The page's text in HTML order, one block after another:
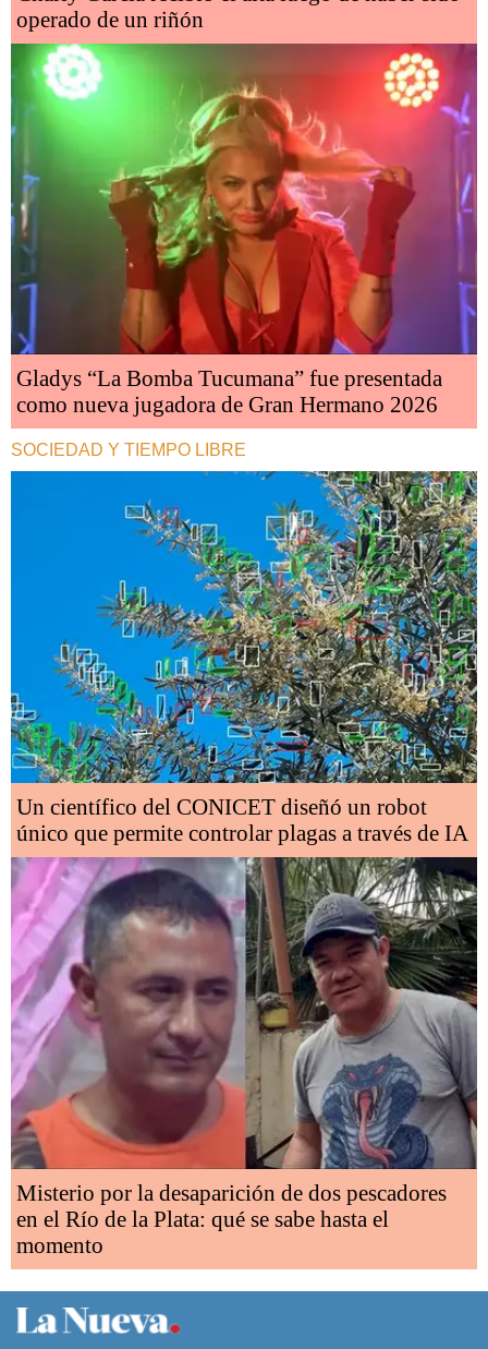
operado de un riñón
Gladys “La Bomba Tucumana” fue presentada
como nueva jugadora de Gran Hermano 2026
SOCIEDAD Y TIEMPO LIBRE
Un científico del CONICET diseñó un robot
único que permite controlar plagas a través de IA
Misterio por la desaparición de dos pescadores
en el Río de la Plata: qué se sabe hasta el
momento